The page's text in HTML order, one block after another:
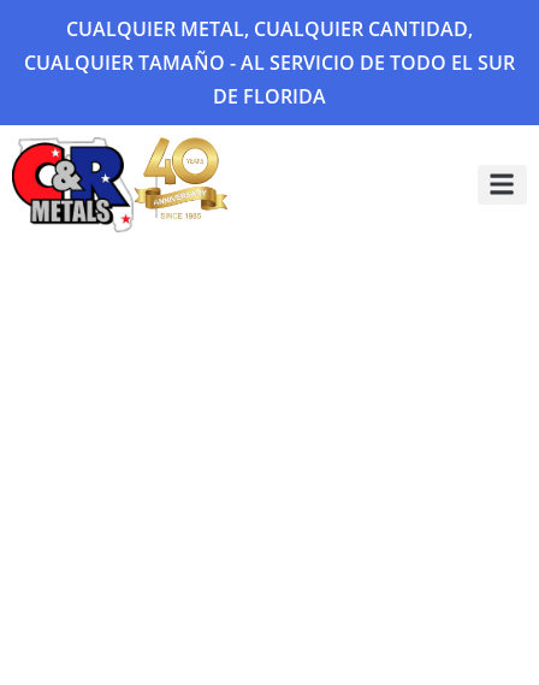
CUALQUIER METAL, CUALQUIER CANTIDAD,
CUALQUIER TAMAÑO - AL SERVICIO DE TODO EL SUR
DE FLORIDA